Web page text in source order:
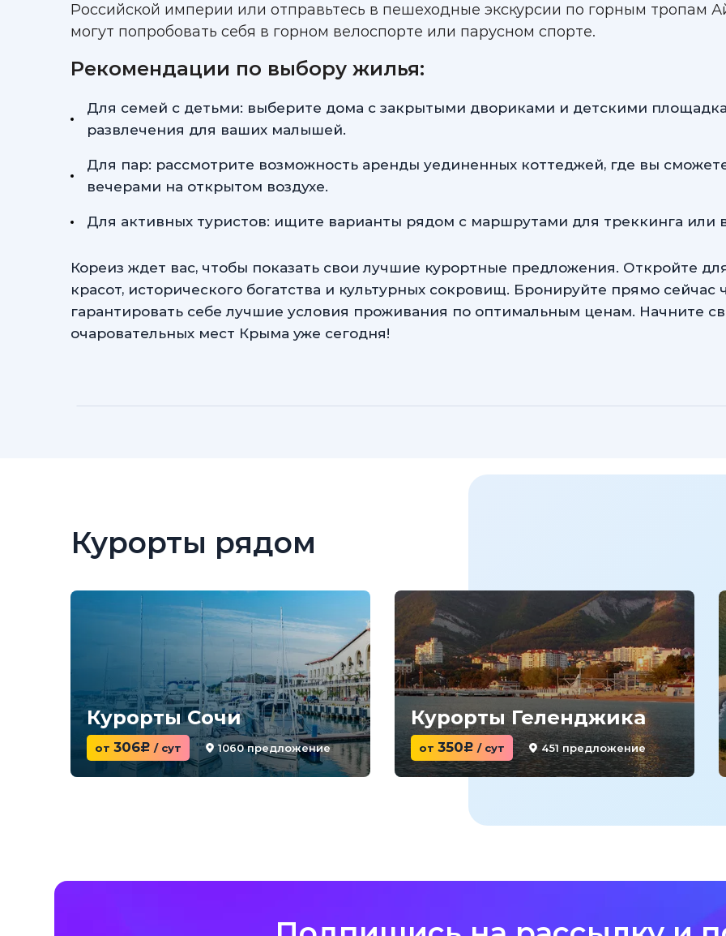
Российской империи или отправьтесь в пешеходные экскурсии по горным
могут попробовать себя в горном велоспорте или парусном спорте.
Рекомендации по выбору жилья:
Для семей с детьми: выберите дома с закрытыми двориками и детскими
развлечения для ваших малышей.
Для пар: рассмотрите возможность аренды уединенных коттеджей, где вы
вечерами на открытом воздухе.
Для активных туристов: ищите варианты рядом с маршрутами для треккинга или
Кореиз ждет вас, чтобы показать свои лучшие курортные предложения. Откройте
красот, исторического богатства и культурных сокровищ. Бронируйте прямо сейчас
гарантировать себе лучшие условия проживания по оптимальным ценам. Начните
очаровательных мест Крыма уже сегодня!
Курорты рядом
Курорты Сочи
от 306c / сут 1060 предложение
Курорты Геленджика
от 350c / сут 451 предложение